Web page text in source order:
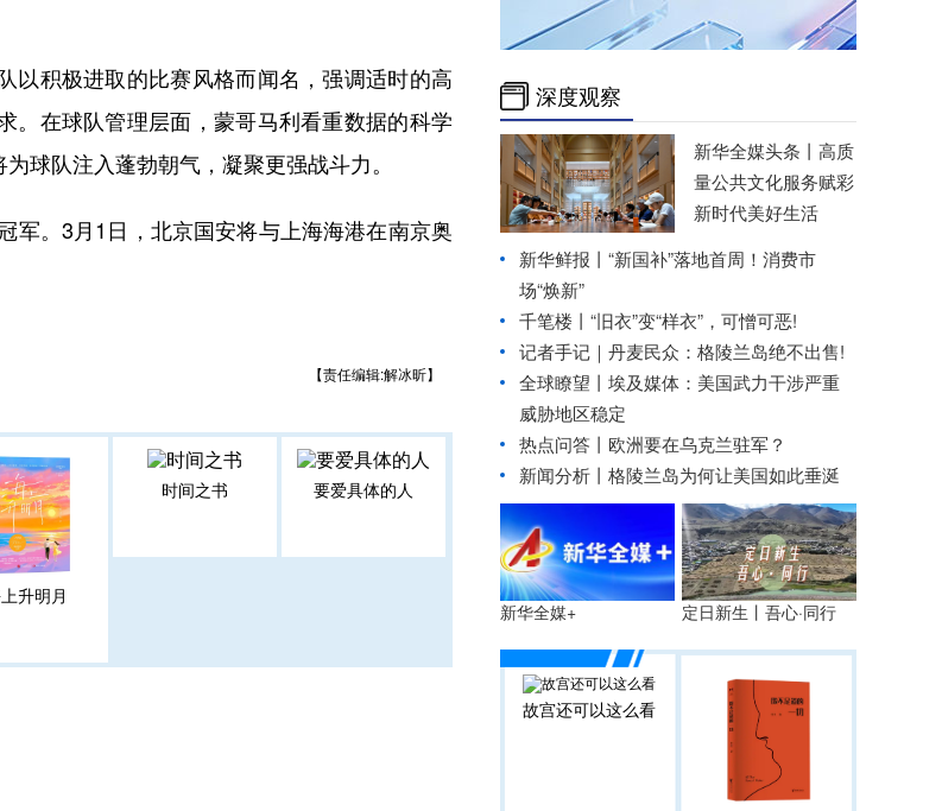
积极进取的比赛风格而闻名，强调适时的高
。在球队管理层面，蒙哥马利看重数据的科学
球队注入蓬勃朝气，凝聚更强战斗力。
。3月1日，北京国安将与上海海港在南京奥
【责任编辑:解冰昕】
升明月
时间之书 要爱具体的人
深度观察
新华全媒头条丨 高质
量公共文化服务赋彩
新时代美好生活
新华鲜报丨“新国补”落地首周！消费市
场“焕新”
千笔楼丨“旧衣”变“样衣”，可憎可恶!
记者手记｜丹麦民众：格陵兰岛绝不出售!
全球瞭望丨埃及媒体：美国武力干涉严重
威胁地区稳定
热点问答丨欧洲要在乌克兰驻军？
新闻分析丨格陵兰岛为何让美国如此垂涎
新华全媒+ 定日新生丨吾心·同行
故宫还可以这么看